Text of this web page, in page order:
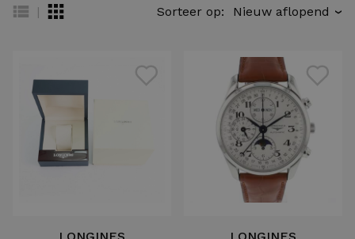
| Sorteer op: ›